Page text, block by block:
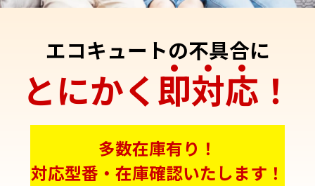
エコキュートの不具合に
とにかく即対応 ！
多数在庫有り！
対応型番・在庫確認いたします！